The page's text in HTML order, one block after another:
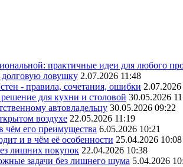
практичные идеи для любого
долговую ловушку 2.07.2026 11:48
- правила, сочетания, ошибки
для кухни и столовой 30.05.2026
автовладельцу 30.05.2026 09:22
воздухе 22.05.2026 11:19
его преимущества 6.05.2026 10:21
и в чём её особенности 25.04.2026 10:08
лишних покупок 22.04.2026 10:38
задачи без лишнего шума 5.04.2026